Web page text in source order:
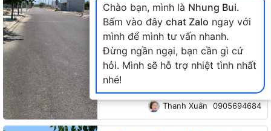
Tây bắc
10.5m
+Đường thông, Gần đường Minh Mạng,
Gần Sông Cổ Cò
+Sạch
Tin này đã cũ, liên hệ ngay
để cập nhật giá mới!
Thanh Xuân 0905694684
Chào bạn, mình là Nhung Bui.
Bấm vào đây chat Zalo ngay với
mình để mình tư vấn nhanh.
Đừng ngần ngại, bạn cần gì cứ
hỏi. Mình sẽ hỗ trợ nhiệt tình nhất
nhé!